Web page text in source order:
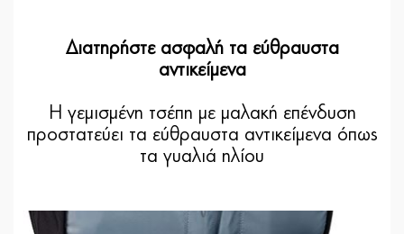
Διατηρήστε ασφαλή τα εύθραυστα
αντικείμενα
Η γεμισμένη τσέπη με μαλακή επένδυση
προστατεύει τα εύθραυστα αντικείμενα όπως
τα γυαλιά ηλίου